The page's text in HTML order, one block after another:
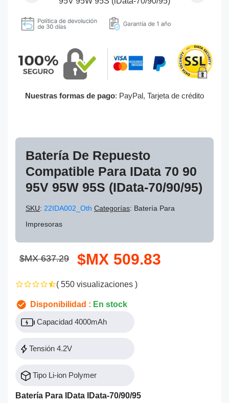
Nuestras formas de pago: PayPal, Tarjeta de crédito
Batería De Repuesto
Compatible Para IData 70 90
95V 95W 95S (iData-70/90/95)
SKU: 22IDA002_Oth Categorías: Batería Para
Impresoras
$MX 637.29 $MX 509.83
( 550 visualizaciones )
Disponibilidad : En stock
Capacidad 4000mAh
Tensión 4.2V
Tipo Li-ion Polymer
Batería Para IData IData-70/90/95